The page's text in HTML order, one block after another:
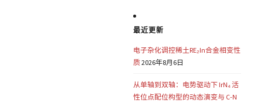
最近更新
电子杂化调控稀土RE₂In合金相变性
质2026年8月6日
从单轴到双轴：电势驱动下 IrN₄ 活
性位点配位构型的动态演变与 C-N